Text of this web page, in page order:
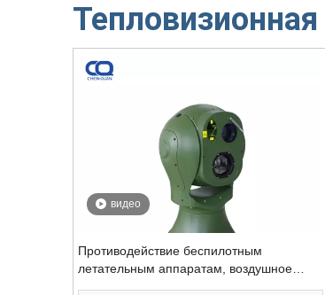
видео
Противодействие беспилотным
летательным аппаратам, воздушное
наблюдение, дальний зум, Hd, крутая